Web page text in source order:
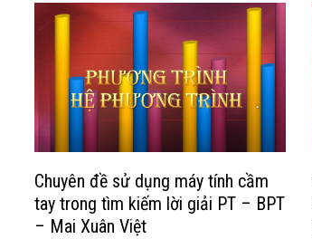
Chuyên đề sử dụng máy tính cầm
tay trong tìm kiếm lời giải PT – BPT
– Mai Xuân Việt